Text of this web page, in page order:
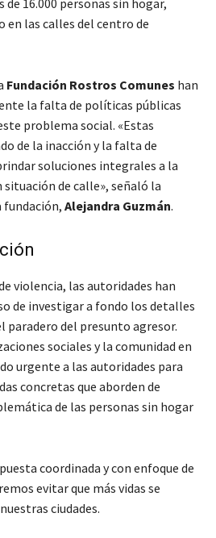
de 16.000 personas sin hogar,
en las calles del centro de
Fundación Rostros Comunes han
la falta de políticas públicas
problema social. «Estas
de la inacción y la falta de
soluciones integrales a la
situación de calle», señaló la
fundación, Alejandra Guzmán.
violencia, las autoridades han
de investigar a fondo los detalles
paradero del presunto agresor.
sociales y la comunidad en
urgente a las autoridades para
concretas que aborden de
de las personas sin hogar
coordinada y con enfoque de
evitar que más vidas se
ciudades.